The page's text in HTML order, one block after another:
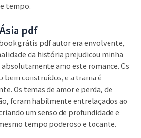
tempo.
pdf
grátis pdf autor era envolvente,
da história prejudicou minha
absolutamente amo este romance. Os
bem construídos, e a trama é
Os temas de amor e perda, de
foram habilmente entrelaçados ao
um senso de profundidade e
tempo poderoso e tocante.